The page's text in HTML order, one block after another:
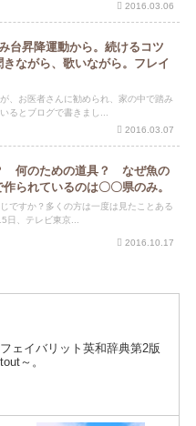
2016.03.06
台昇降運動から。続けるコツ
ながら、歌いながら。フレイ
、お医者さんに勧められ、家の中で踏み
るとブログで書きまし...
2016.03.07
何のための道具？ なぜ魚の
られているのは〇〇県のみ。
ですか？多くの方は一度は見たことある
日、テレビ東京...
2016.10.17
ェイバリット英和辞典第2版
～。